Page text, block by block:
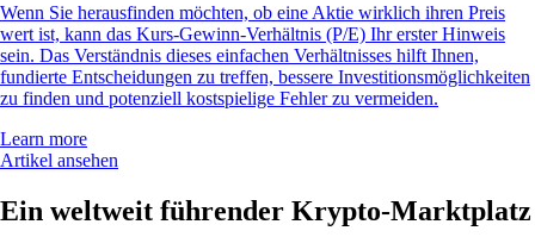
Wenn Sie herausfinden möchten, ob eine Aktie wirklich ihren Preis
wert ist, kann das Kurs-Gewinn-Verhältnis (P/E) Ihr erster Hinweis
sein. Das Verständnis dieses einfachen Verhältnisses hilft Ihnen,
fundierte Entscheidungen zu treffen, bessere Investitionsmöglichkeiten
zu finden und potenziell kostspielige Fehler zu vermeiden.
Learn more
Artikel ansehen
Ein weltweit führender Krypto-Marktplatz